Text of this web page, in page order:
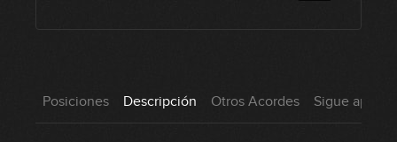
Posiciones Descripción Otros Acordes Sigue